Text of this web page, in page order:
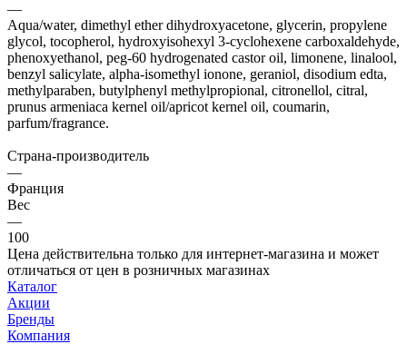
—
Aqua/water, dimethyl ether dihydroxyacetone, glycerin, propylene
glycol, tocopherol, hydroxyisohexyl 3-cyclohexene carboxaldehyde,
phenoxyethanol, peg-60 hydrogenated castor oil, limonene, linalool,
benzyl salicylate, alpha-isomethyl ionone, geraniol, disodium edta,
methylparaben, butylphenyl methylpropional, citronellol, citral,
prunus armeniaca kernel oil/apricot kernel oil, coumarin,
parfum/fragrance.
Страна-производитель
—
Франция
Вес
—
100
Цена действительна только для интернет-магазина и может
отличаться от цен в розничных магазинах
Каталог
Акции
Бренды
Компания